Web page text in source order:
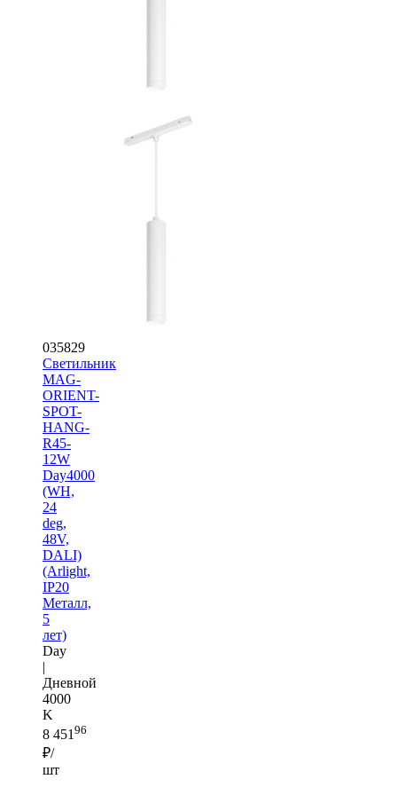
035829
Светильник
MAG-
ORIENT-
SPOT-
HANG-
R45-
12W
Day4000
(WH,
24
deg,
48V,
DALI)
(Arlight,
IP20
Металл,
5
лет)
Day
|
Дневной
4000
K
8 45196
₽/
шт